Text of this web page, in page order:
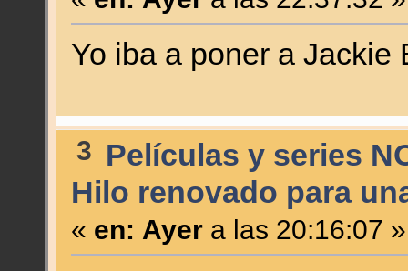
Yo iba a poner a Jackie
3 Películas y series
Hilo renovado para
« en: Ayera las 20:16:07 »